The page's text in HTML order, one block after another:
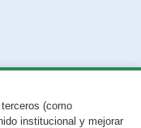
(como
institucional y mejorar
Repórtalo aquí.